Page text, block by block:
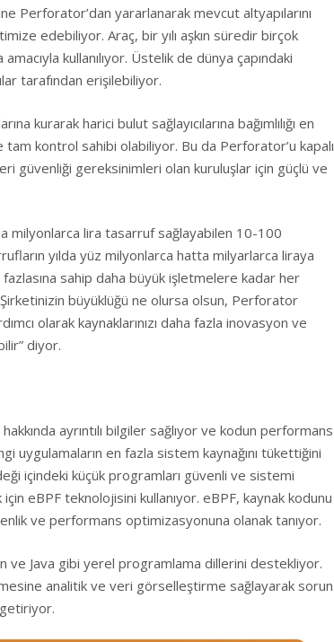
Perforator’dan yararlanarak mevcut altyapılarını
edebiliyor. Araç, bir yılı aşkın süredir birçok
kullanılıyor. Üstelik de dünya çapındaki
tarafından erişilebiliyor.
kurarak harici bulut sağlayıcılarına bağımlılığı en
kontrol sahibi olabiliyor. Bu da Perforator’u kapalı
güvenliği gereksinimleri olan kuruluşlar için güçlü ve
milyonlarca lira tasarruf sağlayabilen 10-100
yılda yüz milyonlarca hatta milyarlarca liraya
sahip daha büyük işletmelere kadar her
büyüklüğü ne olursa olsun, Perforator
olarak kaynaklarınızı daha fazla inovasyon ve
diyor.
ayrıntılı bilgiler sağlıyor ve kodun performans
uygulamaların en fazla sistem kaynağını tükettiğini
içindeki küçük programları güvenli ve sistemi
eBPF teknolojisini kullanıyor. eBPF, kaynak kodunu
ve performans optimizasyonuna olanak tanıyor.
ve Java gibi yerel programlama dillerini destekliyor.
analitik ve veri görselleştirme sağlayarak sorun